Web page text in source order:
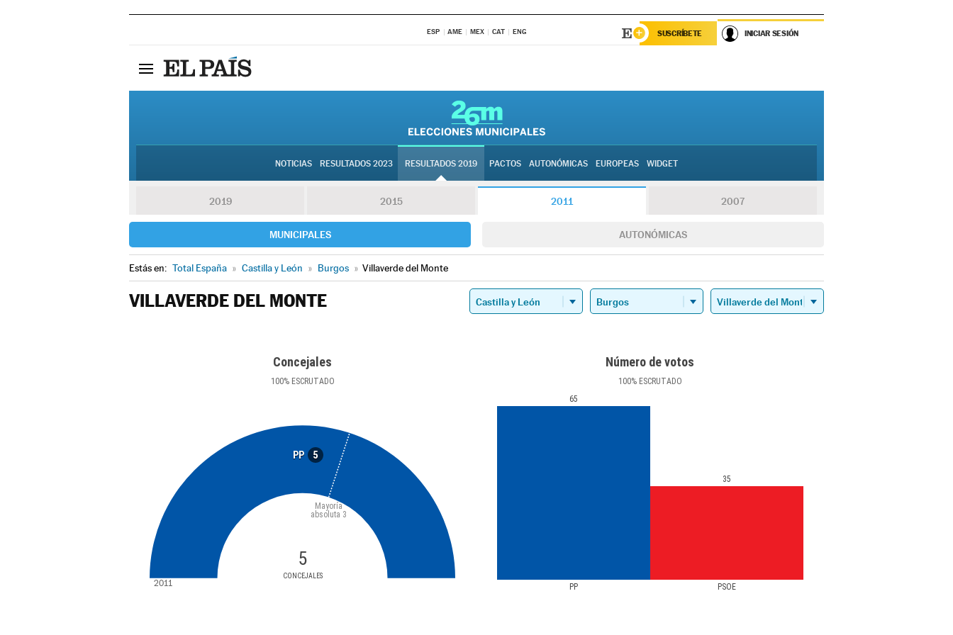
ESP AME MEX CAT ENG SUSCRÍBETE INICIAR SESIÓN
NOTICIAS RESULTADOS 2023 RESULTADOS 2019 PACTOS AUTONÓMICAS EUROPEAS WIDGET
2019 2015 2011 2007
MUNICIPALES AUTONÓMICAS
Estás en: Total España » Castilla y León » Burgos » Villaverde del Monte
VILLAVERDE DEL MONTE
Concejales
100%ESCRUTADO
PP 5
5
CONCEJALES
Mayoría
absoluta 3
2011
Número de votos
100%ESCRUTADO
PP PSOE
65
35